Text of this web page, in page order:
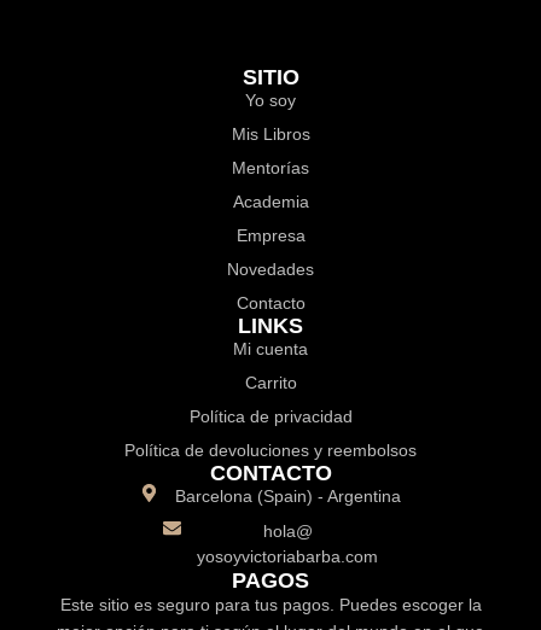
SITIO
Yo soy
Mis Libros
Mentorías
Academia
Empresa
Novedades
Contacto
LINKS
Mi cuenta
Carrito
Política de privacidad
Política de devoluciones y reembolsos
CONTACTO
Barcelona (Spain) - Argentina
hola@
yosoyvictoriabarba.com
PAGOS
Este sitio es seguro para tus pagos. Puedes escoger la